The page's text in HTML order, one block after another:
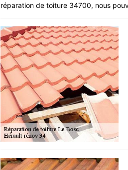
réparation de toiture 34700, nous